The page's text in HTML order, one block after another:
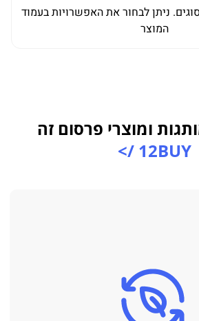
ניתן לבחור את האפשרויות בעמוד
המוצר
ומוצרי פרסום זה
12BUY />